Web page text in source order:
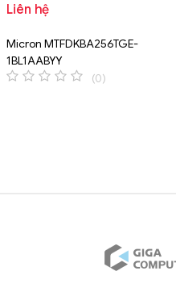
Liên hệ
Micron MTFDKBA256TGE-
1BL1AABYY
(0)